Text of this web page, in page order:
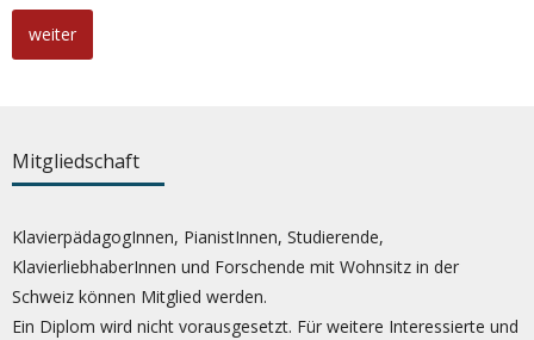
weiter
Mitgliedschaft
KlavierpädagogInnen, PianistInnen, Studierende,
KlavierliebhaberInnen und Forschende mit Wohnsitz in der
Schweiz können Mitglied werden.
Ein Diplom wird nicht vorausgesetzt. Für weitere Interessierte und